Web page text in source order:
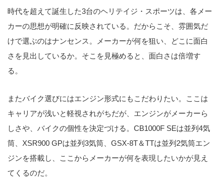
時代を超えて誕生した3台のヘリテイジ・スポーツは、各メー
カーの思想が明確に反映されている。だからこそ、雰囲気だ
けで選ぶのはナンセンス。メーカーが何を狙い、どこに面白
さを見出しているか。そこを見極めると、面白さは倍増す
る。
またバイク選びにはエンジン形式にもこだわりたい。ここは
キャリアが浅いと軽視されがちだが、エンジンがメーカーら
しさや、バイクの個性を決定づける。CB1000F SEは並列4気
筒、XSR900 GPは並列3気筒、GSX-8T＆TTは並列2気筒エン
ジンを搭載し、ここからメーカーが何を表現したいかが見え
てくるのだ。